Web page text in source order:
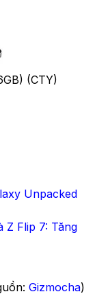
(CTY)
Unpacked
Z Flip 7: Tăng
Gizmocha)